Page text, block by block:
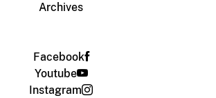
Archives
Facebook
Youtube
Instagram